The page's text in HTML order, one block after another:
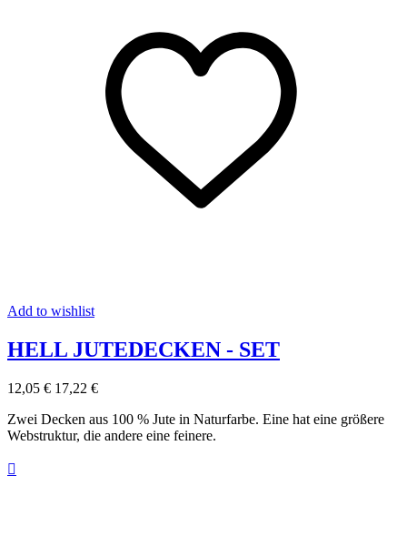
Add to wishlist
HELL JUTEDECKEN - SET
12,05 € 17,22 €
Zwei Decken aus 100 % Jute in Naturfarbe. Eine hat eine größere
Webstruktur, die andere eine feinere.
